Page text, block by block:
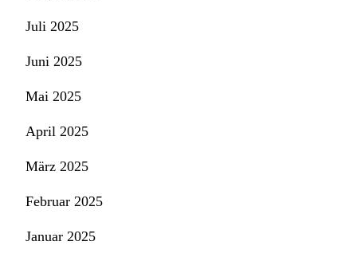
Juli 2025
Juni 2025
Mai 2025
April 2025
März 2025
Februar 2025
Januar 2025